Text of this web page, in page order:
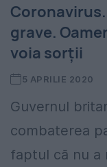
grave.
voia sorții
5 APRILIE 2020
Guvernul
combaterea
faptul că nu a